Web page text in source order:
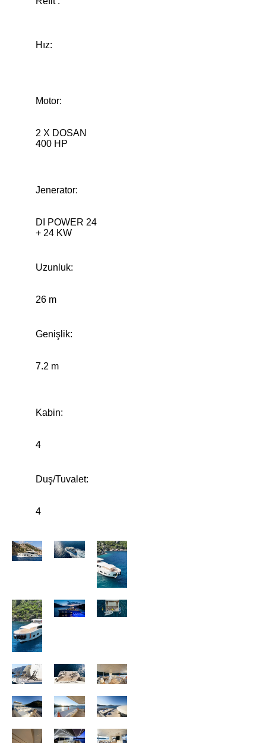
Hız:
Motor:
2 X DOSAN
400 HP
Jenerator:
DI POWER 24
+ 24 KW
Uzunluk:
26 m
Genişlik:
7.2 m
Kabin:
4
Duş/Tuvalet:
4